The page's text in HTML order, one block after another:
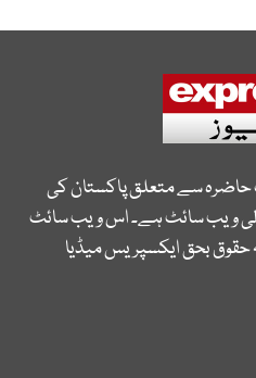
حاضرہ سے متعلق پاکستان کی
ویب سائٹ ہے۔ اس ویب سائٹ
حقوق بحق ایکسپریس میڈیا